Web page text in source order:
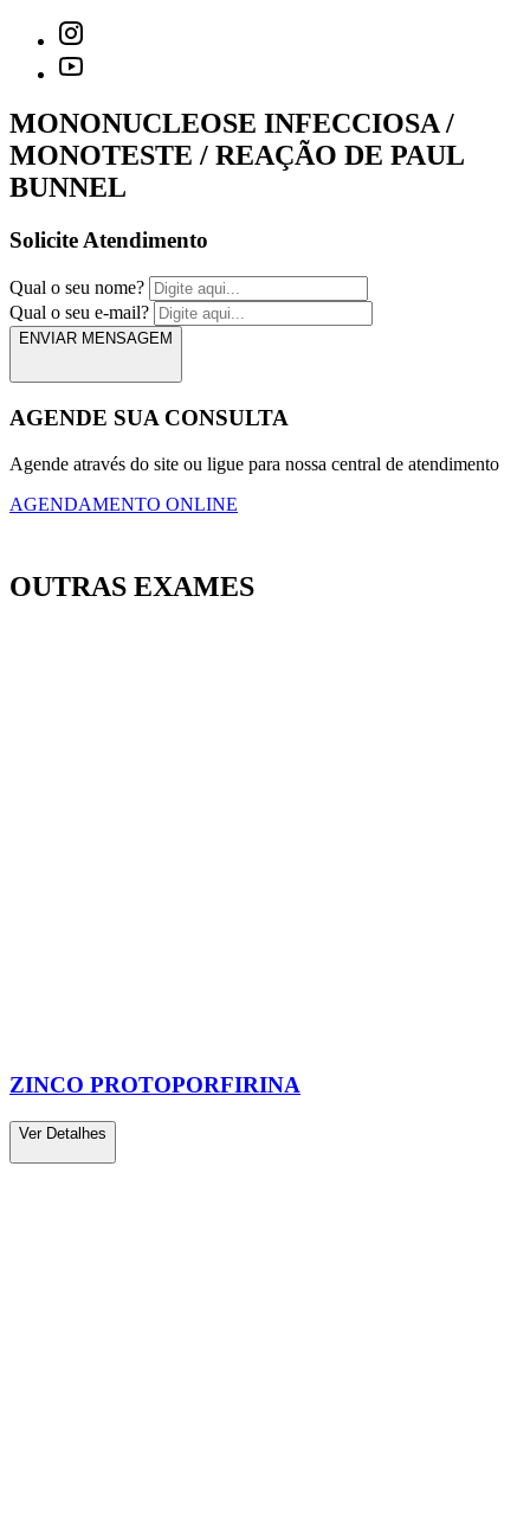
MONONUCLEOSE INFECCIOSA /
MONOTESTE / REAÇÃO DE PAUL
BUNNEL
Solicite Atendimento
Qual o seu nome?
Qual o seu e-mail?
ENVIAR MENSAGEM
AGENDE SUA CONSULTA
Agende através do site ou ligue para nossa central de atendimento
AGENDAMENTO ONLINE
OUTRAS EXAMES
ZINCO PROTOPORFIRINA
Ver Detalhes